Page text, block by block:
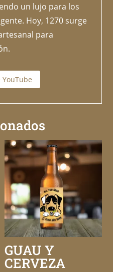
un lujo para los
Hoy, 1270 surge
para
GUAU Y
CERVEZA